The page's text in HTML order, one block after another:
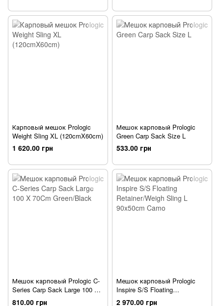
Карповый мешок Prologic
Weight Sling XL (120cmX60cm)
1 620.00 грн
Мешок карповый Prologic
Green Carp Sack Size L
533.00 грн
Мешок карповый Prologic C-
Series Carp Sack Large 100 X
70Cm Green/Black
810.00 грн
Мешок карповый Prologic
Inspire S/S Floating
Retainer/Weigh Sling L
2 970.00 грн